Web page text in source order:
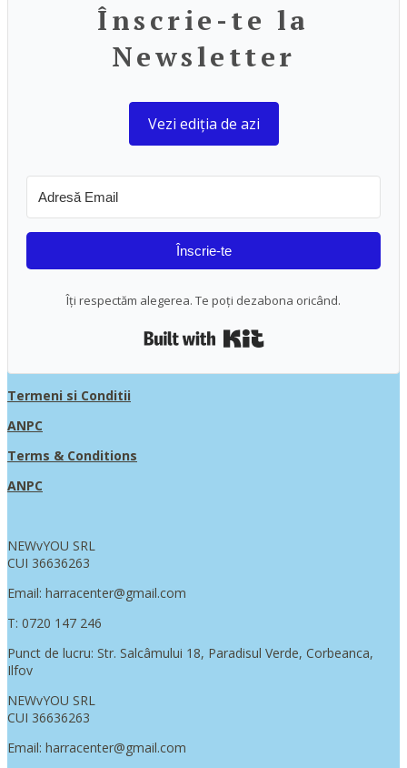
Înscrie-te la
Newsletter
Vezi ediția de azi
Înscrie-te
Îți respectăm alegerea. Te poți dezabona oricând.
Termeni si Conditii
ANPC
Terms & Conditions
ANPC
NEWvYOU SRL
CUI 36636263
Email: harracenter@gmail.com
T: 0720 147 246
Punct de lucru: Str. Salcâmului 18, Paradisul Verde, Corbeanca,
Ilfov
NEWvYOU SRL
CUI 36636263
Email: harracenter@gmail.com